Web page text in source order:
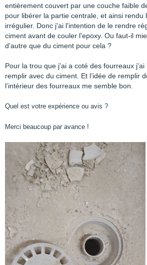
entièrement couvert par une couche faible
pour libérer la partie centrale, et ainsi rendu
irrégulier. Donc j'ai l'intention de le rendre
ciment avant de couler l'epoxy. Ou faut-il
d'autre que du ciment pour cela ?
Pour la trou que j'ai a coté des fourreaux j'ai
remplir avec du ciment. Et l’idée de remplir
l’intérieur des fourreaux me semble bon.
Quel est votre expérience ou avis ?
Merci beaucoup par avance !